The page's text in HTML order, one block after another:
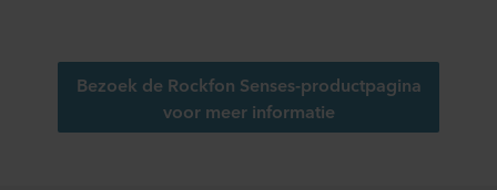
Bezoek de Rockfon Senses-productpagina
voor meer informatie